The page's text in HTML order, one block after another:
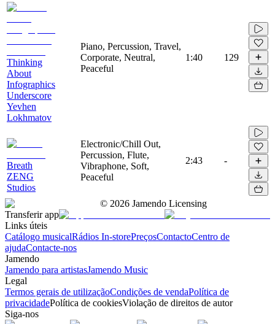
Thinking
About
Infographics
Underscore
Yevhen
Lokhmatov
Piano, Percussion, Travel,
Corporate, Neutral,
Peaceful
1:40 129
Breath
ZENG
Studios
Electronic/Chill Out,
Percussion, Flute,
Vibraphone, Soft,
Peaceful
2:43 -
© 2026 Jamendo Licensing
Transferir app
Links úteis
Catálogo musicalRádios In-storePreçosContactoCentro de
ajudaContacte-nos
Jamendo
Jamendo para artistasJamendo Music
Legal
Termos gerais de utilizaçãoCondições de vendaPolítica de
privacidadePolítica de cookiesViolação de direitos de autor
Siga-nos